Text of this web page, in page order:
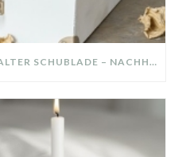
DIY-DEKO-TABLETT AUS ALTER SCHUBLADE – NACHHALTIGE HERBSTDEKO SELBER MACHEN!